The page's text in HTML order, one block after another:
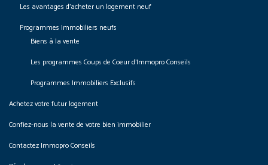
Les avantages d’acheter un logement neuf
Programmes Immobiliers neufs
Biens à la vente
Les programmes Coups de Coeur d’Immopro Conseils
Programmes Immobiliers Exclusifs
Achetez votre futur logement
Confiez-nous la vente de votre bien immobilier
Contactez Immopro Conseils